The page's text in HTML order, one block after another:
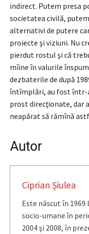
indirect. Putem presa
societatea civilă,
alternativi de putere
proiecte şi viziuni. Nu
pierdut rostul şi că
mîine în valurile
dezbaterile de după
întîmplări, au fost într-
prost direcţionate, dar
neapărat să rămînă
Autor
Ciprian Șiulea
Este născut în
socio-umane în
2004 şi 2008, în